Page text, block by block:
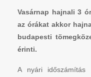
Vasárnap hajnali 3
az órákat akkor
budapesti
érinti.
A nyári időszámítás